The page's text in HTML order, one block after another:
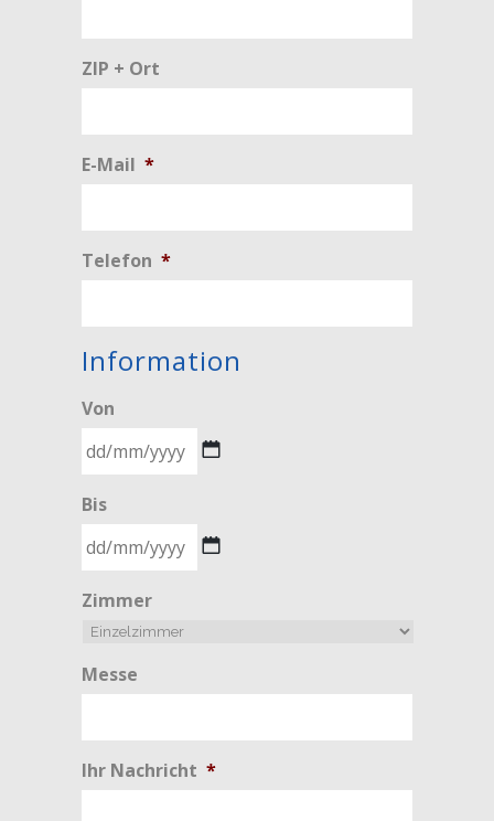
ZIP + Ort
E-Mail *
Telefon *
Information
Von
Schrägstrich
MM
JJJJ
Bis
Schrägstrich
MM
Schrägstrich
Zimmer
Messe
Ihr Nachricht *